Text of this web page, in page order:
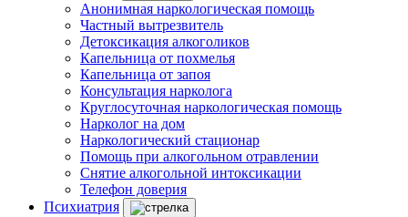
Анонимная наркологическая помощь
Частный вытрезвитель
Детоксикация алкоголиков
Капельница от похмелья
Капельница от запоя
Консультация нарколога
Круглосуточная наркологическая помощь
Нарколог на дом
Наркологический стационар
Помощь при алкогольном отравлении
Снятие алкогольной интоксикации
Телефон доверия
Психиатрия